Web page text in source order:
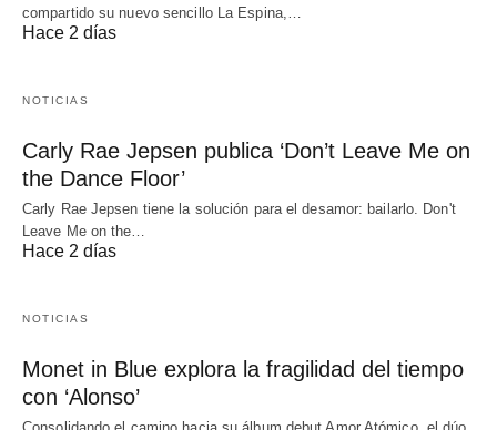
compartido su nuevo sencillo La Espina,…
Hace 2 días
NOTICIAS
Carly Rae Jepsen publica ‘Don’t Leave Me on
the Dance Floor’
Carly Rae Jepsen tiene la solución para el desamor: bailarlo. Don't
Leave Me on the…
Hace 2 días
NOTICIAS
Monet in Blue explora la fragilidad del tiempo
con ‘Alonso’